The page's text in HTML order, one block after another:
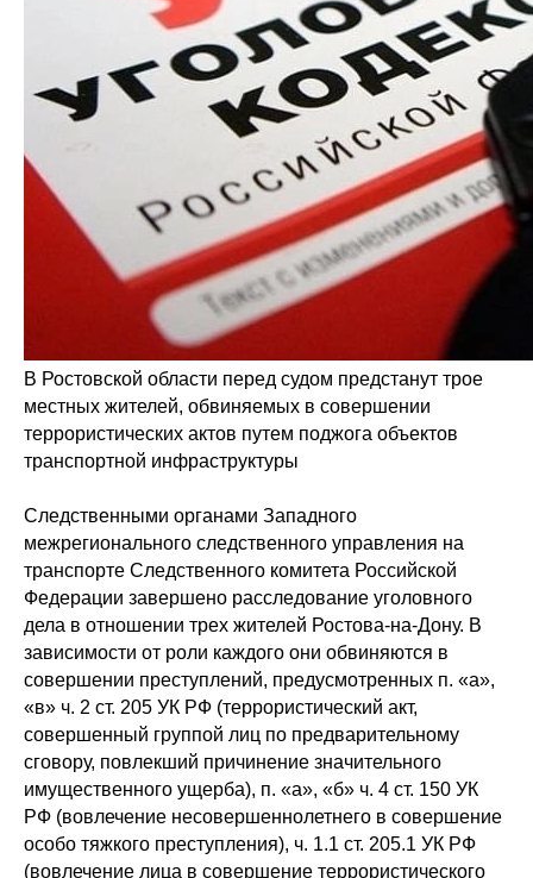
В Ростовской области перед судом предстанут трое
местных жителей, обвиняемых в совершении
террористических актов путем поджога объектов
транспортной инфраструктуры
Следственными органами Западного
межрегионального следственного управления на
транспорте Следственного комитета Российской
Федерации завершено расследование уголовного
дела в отношении трех жителей Ростова-на-Дону. В
зависимости от роли каждого они обвиняются в
совершении преступлений, предусмотренных п. «а»,
«в» ч. 2 ст. 205 УК РФ (террористический акт,
совершенный группой лиц по предварительному
сговору, повлекший причинение значительного
имущественного ущерба), п. «а», «б» ч. 4 ст. 150 УК
РФ (вовлечение несовершеннолетнего в совершение
особо тяжкого преступления), ч. 1.1 ст. 205.1 УК РФ
(вовлечение лица в совершение террористического